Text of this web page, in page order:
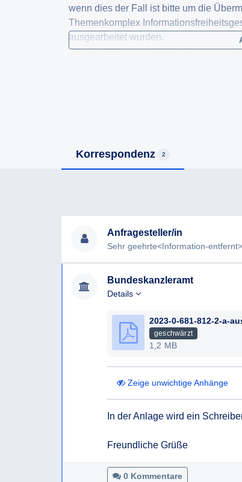
wenn dies der Fall ist bitte um die
Themenkomplex
ausgearbeitet wurden.
Für den Fall einer vollständigen oder
Korrespondenz 2
Anfragesteller/in
Bundeskanzleramt
Details
geschwärzt
1,2 MB
Zeige unwichtige Anhänge
In der Anlage wird ein
Freundliche Grüße
0 Kommentare